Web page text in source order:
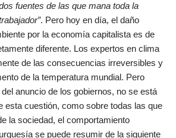
fuentes de las que mana toda la
. Pero hoy en día, el daño
por la economía capitalista es de
diferente. Los expertos en clima
de las consecuencias irreversibles y
de la temperatura mundial. Pero
anuncio de los gobiernos, no se está
esta cuestión, como sobre todas las que
la sociedad, el comportamiento
se puede resumir de la siguiente